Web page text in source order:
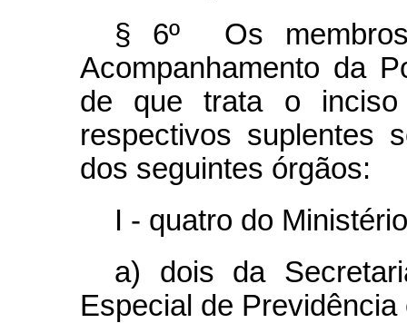
§ 6º Os
Acompanhamento da
de que trata o
respectivos suplentes
dos seguintes órgãos:
I - quatro do
a) dois da
Especial de Previdência